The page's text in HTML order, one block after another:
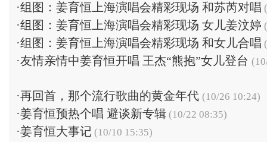
·组图：姜育恒上海演唱会精彩现场 和苏芮对唱
·组图：姜育恒上海演唱会精彩现场 女儿姜汶婷
·组图：姜育恒上海演唱会精彩现场 和女儿合唱
·友情亲情中姜育恒开唱 王杰“熊抱”女儿登台
·再回首，那个流行歌曲的黄金年代 (10/26 10:24)
·姜育恒预热个唱 避谈新专辑 (10/22 08:35)
·姜育恒大事记 (10/10 15:35)